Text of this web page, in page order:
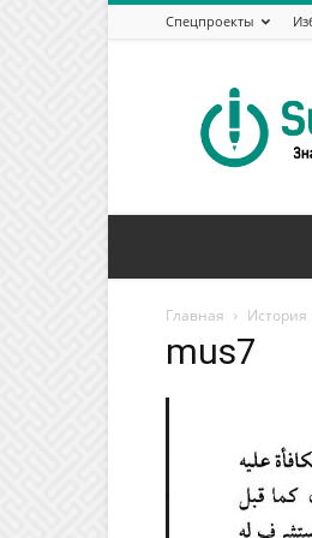
Спецпроекты
Главная
mus7